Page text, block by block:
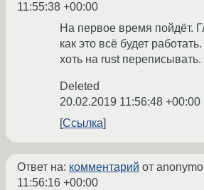
11:55:38 +00:00
На первое время пойдёт.
как это всё будет
хоть на rust переписывать.
Deleted
20.02.2019 11:56:48 +00:00
Ссылка
Ответ на: комментарий от
11:56:16 +00:00